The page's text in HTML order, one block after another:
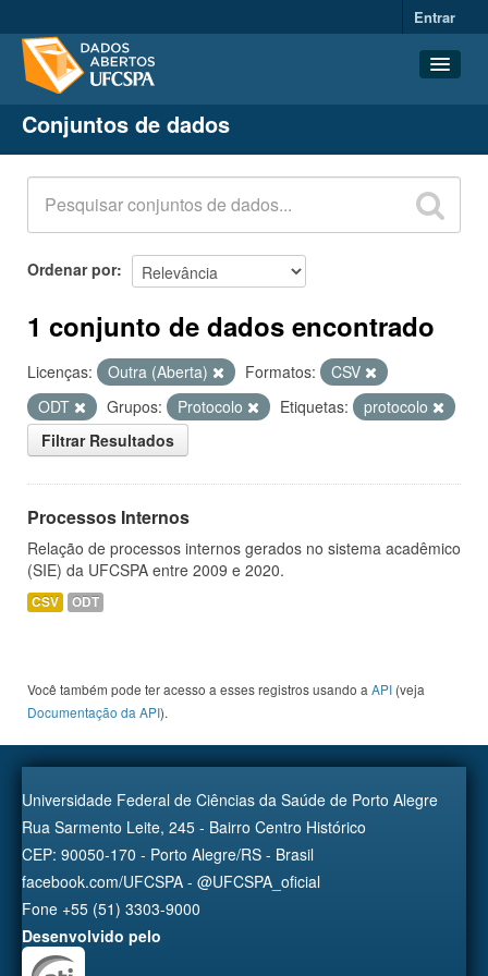
Entrar
Conjuntos de dados
Organizações
Grupos
Sobre
Conjuntos de dados
Ordenar por
1 conjunto de dados encontrado
Licenças: Outra (Aberta) Formatos:
CSV
ODT
Grupos: Protocolo Etiquetas:
protocolo
Filtrar Resultados
Processos Internos
Relação de processos internos gerados no sistema acadêmico
(SIE) da UFCSPA entre 2009 e 2020.
CSV ODT
Você também pode ter acesso a esses registros usando a API (veja
Documentação da API).
Universidade Federal de Ciências da Saúde de Porto Alegre
Rua Sarmento Leite, 245 - Bairro Centro Histórico
CEP: 90050-170 - Porto Alegre/RS - Brasil
facebook.com/UFCSPA - @UFCSPA_oficial
Fone +55 (51) 3303-9000
Desenvolvido pelo